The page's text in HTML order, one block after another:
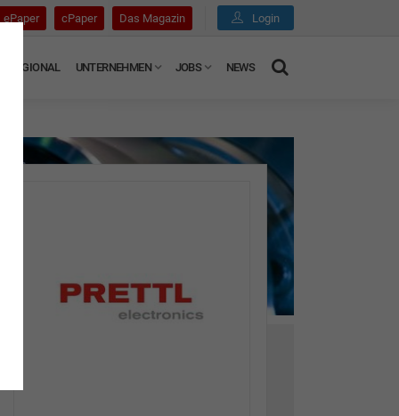
ePaper cPaper Das Magazin Login
REGIONAL UNTERNEHMEN JOBS NEWS